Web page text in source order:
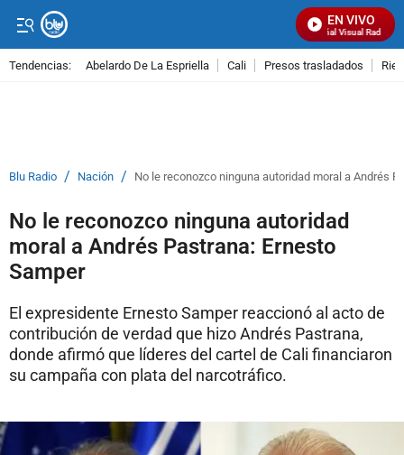
EN VIVO
Señal Visual Radio
Tendencias: Abelardo De La Espriella Cali Presos trasladados
Blu Radio / Nación / No le reconozco ninguna autoridad moral a Andrés
No le reconozco ninguna autoridad
moral a Andrés Pastrana: Ernesto
Samper
El expresidente Ernesto Samper reaccionó al acto de
contribución de verdad que hizo Andrés Pastrana,
donde afirmó que líderes del cartel de Cali financiaron
su campaña con plata del narcotráfico.